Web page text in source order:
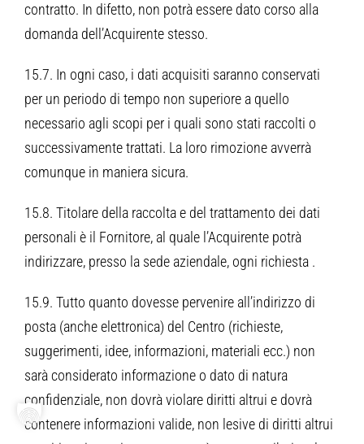
contratto. In difetto, non potrà essere dato corso alla
domanda dell’Acquirente stesso.
15.7. In ogni caso, i dati acquisiti saranno conservati
per un periodo di tempo non superiore a quello
necessario agli scopi per i quali sono stati raccolti o
successivamente trattati. La loro rimozione avverrà
comunque in maniera sicura.
15.8. Titolare della raccolta e del trattamento dei dati
personali è il Fornitore, al quale l’Acquirente potrà
indirizzare, presso la sede aziendale, ogni richiesta .
15.9. Tutto quanto dovesse pervenire all’indirizzo di
posta (anche elettronica) del Centro (richieste,
suggerimenti, idee, informazioni, materiali ecc.) non
sarà considerato informazione o dato di natura
confidenziale, non dovrà violare diritti altrui e dovrà
contenere informazioni valide, non lesive di diritti altrui